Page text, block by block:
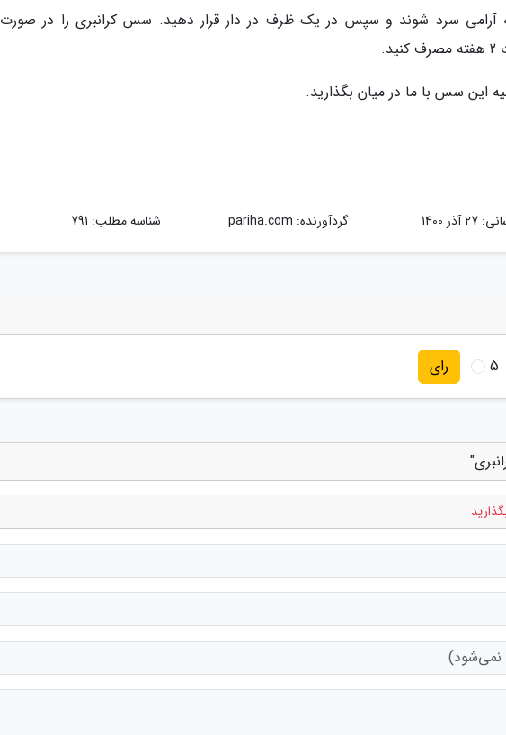
به آرامی سرد شوند و سپس در یک ظرف در دار قرار دهید. سس کرانبری را در صورت
این سس با ما در میان بگذارید.
27 آذر 1400 گردآورنده: pariha.com شناسه مطلب: 791
5 رای